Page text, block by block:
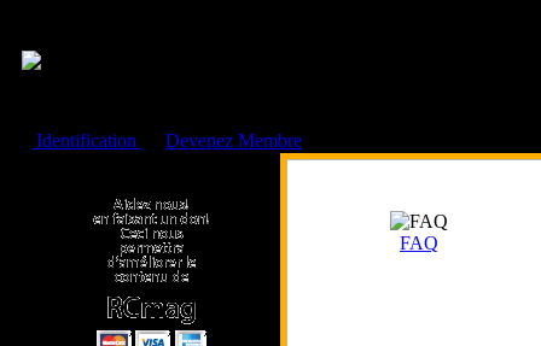
Identification
Devenez Membre
FAQ